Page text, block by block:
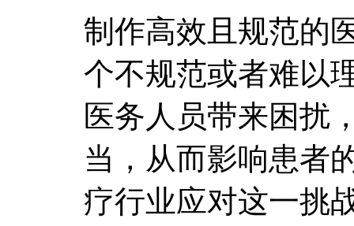
制作高效且规范的
个不规范或者难以
医务人员带来困扰
当，从而影响患者
疗行业应对这一挑